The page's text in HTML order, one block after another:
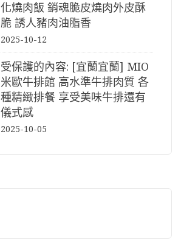
化燒肉飯 銷魂脆皮燒肉外皮酥
脆 誘人豬肉油脂香
2025-10-12
受保護的內容: [宜蘭宜蘭] MIO
米歐牛排館 高水準牛排肉質 各
種精緻排餐 享受美味牛排還有
儀式感
2025-10-05